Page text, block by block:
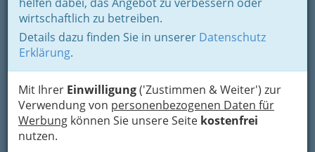
wirtschaftlich zu betreiben.
Details dazu finden Sie in unserer Datenschutz
Erklärung.
Mit Ihrer Einwilligung('Zustimmen & Weiter') zur
Verwendung von personenbezogenen Daten für
Werbung können Sie unsere Seite kostenfrei
nutzen.
Wachtelgasse 3, 8073 Seiersberg
+43 316 812 387
Karte
Adresse mit Google Maps anschauen